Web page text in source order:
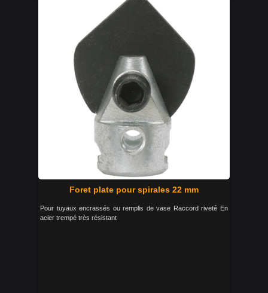
Foret plate pour spirales 22 mm
Pour tuyaux encrassés ou remplis de vase Raccord riveté En
acier trempé très résistant